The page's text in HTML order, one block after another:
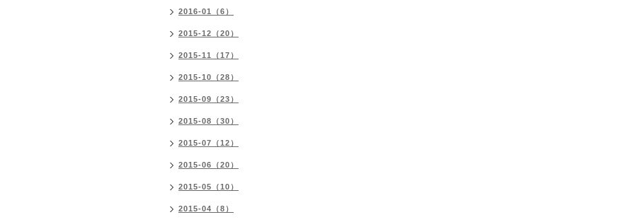
2016-01（6）
2015-12（20）
2015-11（17）
2015-10（28）
2015-09（23）
2015-08（30）
2015-07（12）
2015-06（20）
2015-05（10）
2015-04（8）